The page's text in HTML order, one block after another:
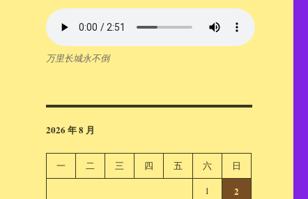
万里长城永不倒
2026 年 8 月
一 二 三 四 五 六
日
1
2